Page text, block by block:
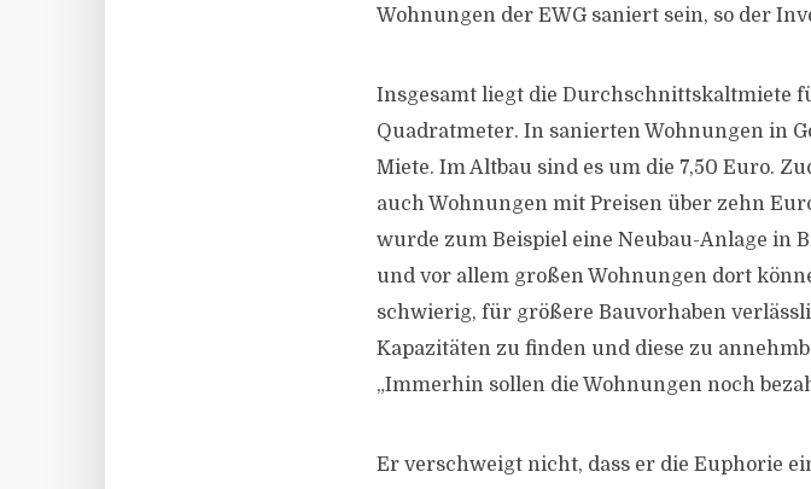
Wohnungen der EWG saniert sein, so der
Insgesamt liegt die Durchschnittskaltmiete
Quadratmeter. In sanierten Wohnungen in
Miete. Im Altbau sind es um die 7,50 Euro.
auch Wohnungen mit Preisen über zehn
wurde zum Beispiel eine Neubau-Anlage in
und vor allem großen Wohnungen dort
schwierig, für größere Bauvorhaben
Kapazitäten zu finden und diese zu
„Immerhin sollen die Wohnungen noch
Er verschweigt nicht, dass er die Euphorie